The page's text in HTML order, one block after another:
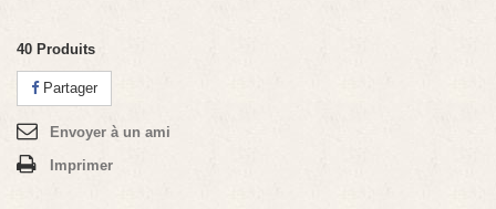
40 Produits
Partager
Envoyer à un ami
Imprimer